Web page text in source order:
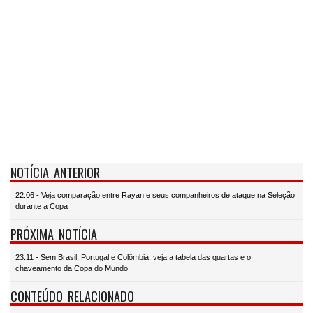
NOTÍCIA ANTERIOR
22:06 - Veja comparação entre Rayan e seus companheiros de ataque na Seleção
durante a Copa
PRÓXIMA NOTÍCIA
23:11 - Sem Brasil, Portugal e Colômbia, veja a tabela das quartas e o
chaveamento da Copa do Mundo
CONTEÚDO RELACIONADO